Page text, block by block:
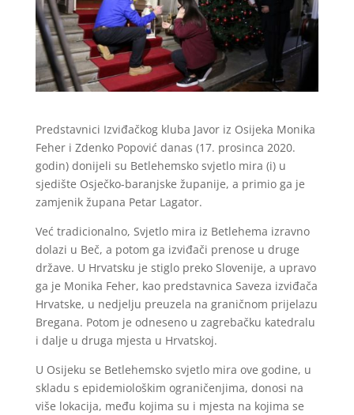
Predstavnici Izviđačkog kluba Javor iz Osijeka Monika
Feher i Zdenko Popović danas (17. prosinca 2020.
godin) donijeli su Betlehemsko svjetlo mira (i) u
sjedište Osječko-baranjske županije, a primio ga je
zamjenik župana Petar Lagator.
Već tradicionalno, Svjetlo mira iz Betlehema izravno
dolazi u Beč, a potom ga izviđači prenose u druge
države. U Hrvatsku je stiglo preko Slovenije, a upravo
ga je Monika Feher, kao predstavnica Saveza izviđača
Hrvatske, u nedjelju preuzela na graničnom prijelazu
Bregana. Potom je odneseno u zagrebačku katedralu
i dalje u druga mjesta u Hrvatskoj.
U Osijeku se Betlehemsko svjetlo mira ove godine, u
skladu s epidemiološkim ograničenjima, donosi na
više lokacija, među kojima su i mjesta na kojima se